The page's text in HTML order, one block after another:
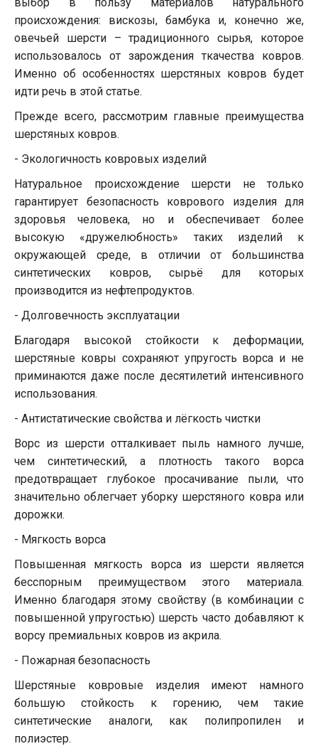
происхождения: вискозы, бамбука и, конечно же,
овечьей шерсти – традиционного сырья, которое
использовалось от зарождения ткачества ковров.
Именно об особенностях шерстяных ковров будет
идти речь в этой статье.
Прежде всего, рассмотрим главные преимущества
шерстяных ковров.
- Экологичность ковровых изделий
Натуральное происхождение шерсти не только
гарантирует безопасность коврового изделия для
здоровья человека, но и обеспечивает более
высокую «дружелюбность» таких изделий к
окружающей среде, в отличии от большинства
синтетических ковров, сырьё для которых
производится из нефтепродуктов.
- Долговечность эксплуатации
Благодаря высокой стойкости к деформации,
шерстяные ковры сохраняют упругость ворса и не
приминаются даже после десятилетий интенсивного
использования.
- Антистатические свойства и лёгкость чистки
Ворс из шерсти отталкивает пыль намного лучше,
чем синтетический, а плотность такого ворса
предотвращает глубокое просачивание пыли, что
значительно облегчает уборку шерстяного ковра или
дорожки.
- Мягкость ворса
Повышенная мягкость ворса из шерсти является
бесспорным преимуществом этого материала.
Именно благодаря этому свойству (в комбинации с
повышенной упругостью) шерсть часто добавляют к
ворсу премиальных ковров из акрила.
- Пожарная безопасность
Шерстяные ковровые изделия имеют намного
большую стойкость к горению, чем такие
синтетические аналоги, как полипропилен и
полиэстер.